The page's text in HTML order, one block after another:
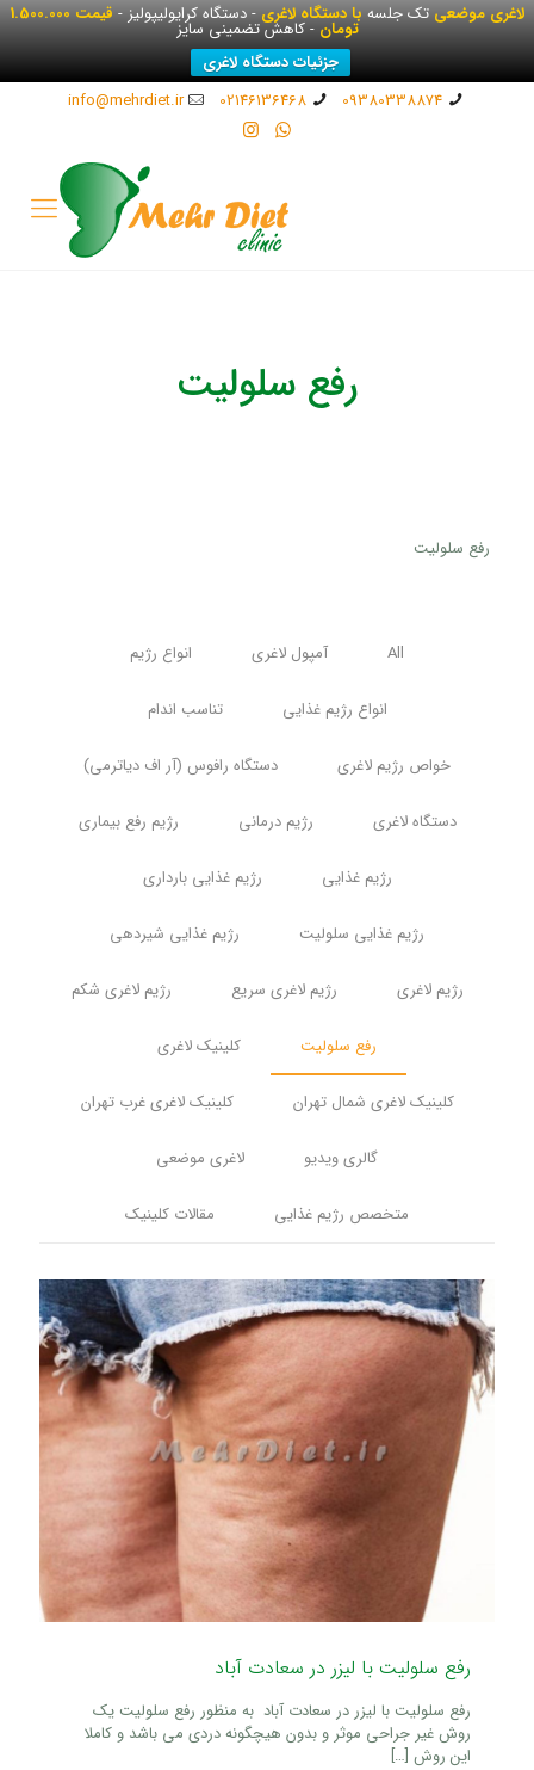
لاغری موضعیتک جلسهبا دستگاه لاغری- دستگاه کرایولیپولیز - قیمت 1.500.000
تومان- کاهش تضمینی سایز
جزئیات دستگاه لاغری
09380338874
02146136468
info@mehrdiet.ir
رفع سلولیت
رفع سلولیت
All آمپول لاغری انواع رژیم
انواع رژیم غذایی تناسب اندام
خواص رژیم لاغری دستگاه رافوس (آر اف دیاترمی)
دستگاه لاغری رژیم درمانی رژیم رفع بیماری
رژیم غذایی رژیم غذایی بارداری
رژیم غذایی سلولیت رژیم غذایی شیردهی
رژیم لاغری رژیم لاغری سریع رژیم لاغری شکم
رفع سلولیت کلینیک لاغری
کلینیک لاغری شمال تهران کلینیک لاغری غرب تهران
گالری ویدیو لاغری موضعی
متخصص رژیم غذایی مقالات کلینیک
رفع سلولیت با لیزر در سعادت آباد
رفع سلولیت با لیزر در سعادت آباد به منظور رفع سلولیت یک
روش غیر جراحی موثر و بدون هیچگونه دردی می باشد و کاملا
این روش […]